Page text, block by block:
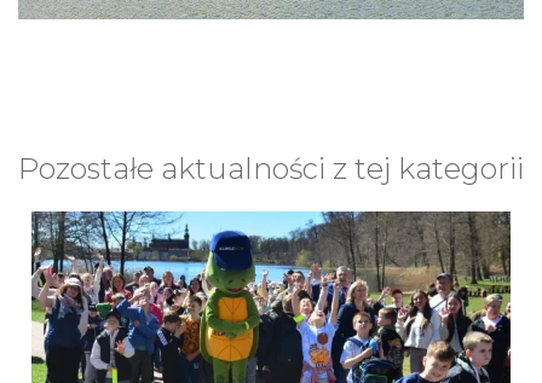
Pozostałe aktualności z tej kategorii